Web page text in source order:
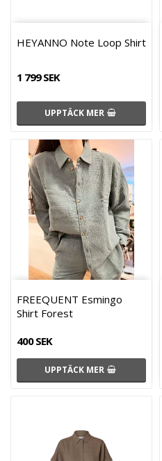
HEYANNO Note Loop Shirt
1 799 SEK
UPPTÄCK MER
FREEQUENT Esmingo
Shirt Forest
400 SEK
UPPTÄCK MER